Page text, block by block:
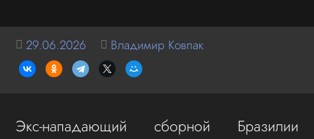
29.06.2026 Владимир Ковпак
Экс-нападающий сборной Бразилии